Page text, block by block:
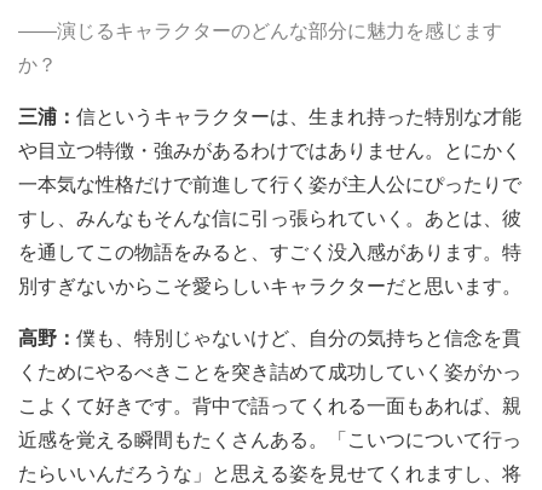
――演じるキャラクターのどんな部分に魅力を感じます
か？
三浦： 信というキャラクターは、生まれ持った特別な才能
や目立つ特徴・強みがあるわけではありません。とにかく
一本気な性格だけで前進して行く姿が主人公にぴったりで
すし、みんなもそんな信に引っ張られていく。あとは、彼
を通してこの物語をみると、すごく没入感があります。特
別すぎないからこそ愛らしいキャラクターだと思います。
高野： 僕も、特別じゃないけど、自分の気持ちと信念を貫
くためにやるべきことを突き詰めて成功していく姿がかっ
こよくて好きです。背中で語ってくれる一面もあれば、親
近感を覚える瞬間もたくさんある。「こいつについて行っ
たらいいんだろうな」と思える姿を見せてくれますし、将